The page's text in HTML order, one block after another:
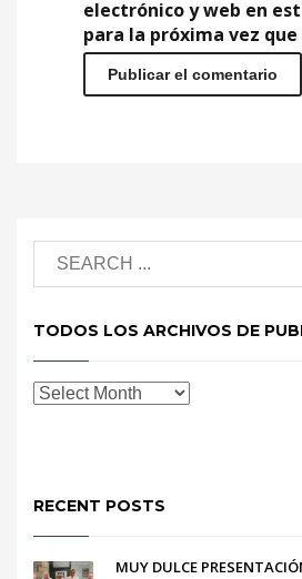
electrónico y web en
para la próxima vez
TODOS LOS ARCHIVOS DE
RECENT POSTS
MUY DULCE